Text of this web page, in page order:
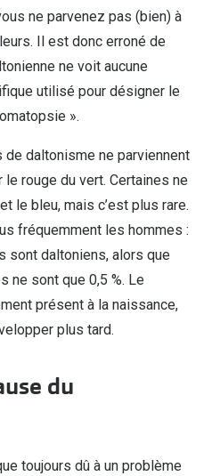
ne parvenez pas (bien) à
Il est donc erroné de
ne voit aucune
utilisé pour désigner le
».
daltonisme ne parviennent
rouge du vert. Certaines ne
le bleu, mais c’est plus rare.
fréquemment les hommes :
sont daltoniens, alors que
ne sont que 0,5 %. Le
présent à la naissance,
plus tard.
du
toujours dû à un problème